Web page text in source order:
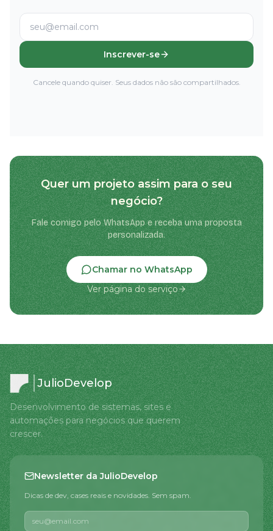
Inscrever-se
Cancele quando quiser. Seus dados não são compartilhados.
Quer um projeto assim para o seu
negócio?
Fale comigo pelo WhatsApp e receba uma proposta
personalizada.
Chamar no WhatsApp
Ver página do serviço
JulioDevelop
Desenvolvimento de sistemas, sites e
automações para negócios que querem
crescer.
Newsletter da JulioDevelop
Dicas de dev, cases reais e novidades. Sem spam.